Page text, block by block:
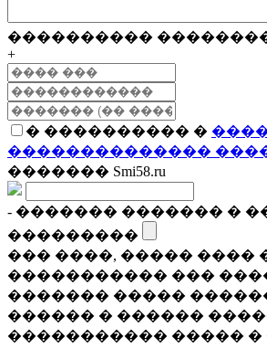
����������
+
� ���������� �
��������������
������� Smi58.ru
- ������� ������� �
���������
��� ����, ����� ����
����������� ���
������� �����
������ � ������
����������� ����� �